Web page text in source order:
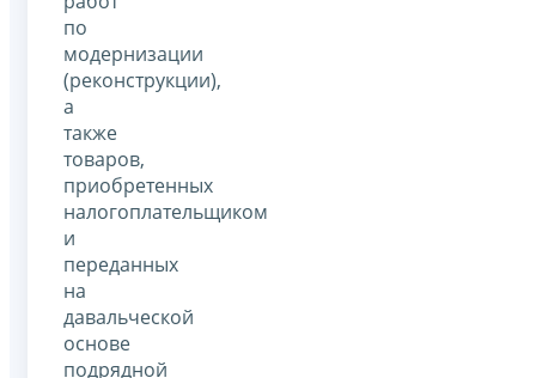
по
модернизации
(реконструкции),
а
также
товаров,
приобретенных
налогоплательщиком
и
переданных
на
давальческой
основе
подрядной